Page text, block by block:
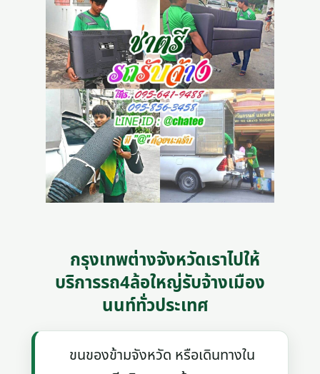
กรุงเทพต่างจังหวัดเราไปให้
บริการรถ4ล้อใหญ่รับจ้างเมือง
นนท์ทั่วประเทศ
ขนของข้ามจังหวัด หรือเดินทางใน